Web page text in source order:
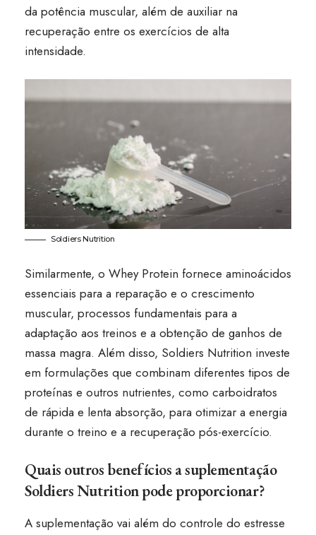
da potência muscular, além de auxiliar na
recuperação entre os exercícios de alta
intensidade.
Soldiers Nutrition
Similarmente, o Whey Protein fornece aminoácidos
essenciais para a reparação e o crescimento
muscular, processos fundamentais para a
adaptação aos treinos e a obtenção de ganhos de
massa magra. Além disso, Soldiers Nutrition investe
em formulações que combinam diferentes tipos de
proteínas e outros nutrientes, como carboidratos
de rápida e lenta absorção, para otimizar a energia
durante o treino e a recuperação pós-exercício.
Quais outros benefícios a suplementação
Soldiers Nutrition pode proporcionar?
A suplementação vai além do controle do estresse